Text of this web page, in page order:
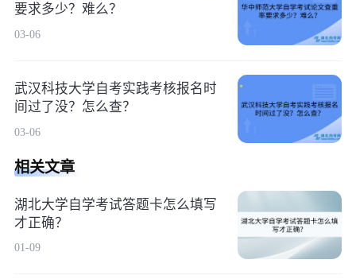
要求多少？难么？
03-06
武汉科技大学自考实践考核报名时
间过了没？怎么查？
03-06
相关文章
湖北大学自学考试答题卡怎么填写
才正确？
01-09